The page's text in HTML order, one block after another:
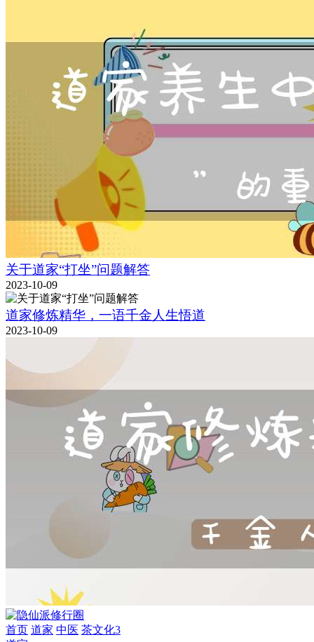
关于道家“打坐”问题解答
2023-10-09
道家修炼精华，一语千金人生悟道
2023-10-09
首页 道家 中医 茶文化3